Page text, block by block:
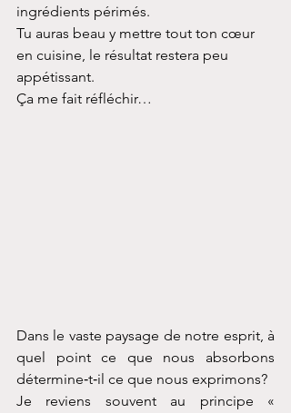
ingrédients périmés.
Tu auras beau y mettre tout ton cœur
en cuisine, le résultat restera peu
appétissant.
Ça me fait réfléchir…
Dans le vaste paysage de notre esprit, à
quel point ce que nous absorbons
détermine‑t‑il ce que nous exprimons?
Je reviens souvent au principe «